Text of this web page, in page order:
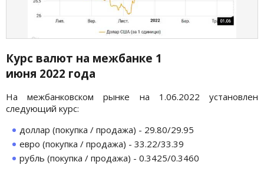
Курс валют на межбанке 1
июня 2022 года
На межбанковском рынке на 1.06.2022 установлен
следующий курс:
доллар (покупка / продажа) - 29.80/29.95
евро (покупка / продажа) - 33.22/33.39
рубль (покупка / продажа) - 0.3425/0.3460